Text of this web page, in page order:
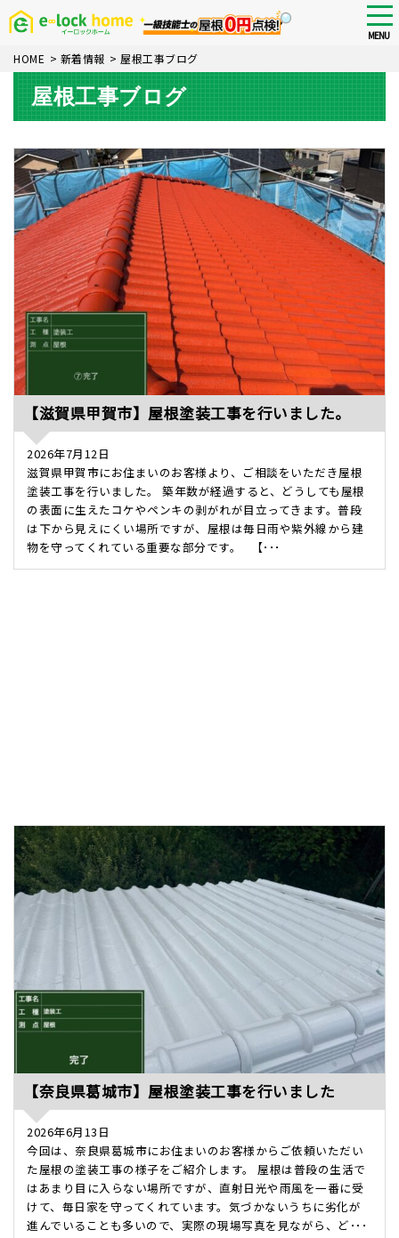
Skip
content
MENU
HOME > 新着情報 > 屋根工事ブログ
屋根工事ブログ
【滋賀県甲賀市】屋根塗装工事を行いました。
2026年7月12日
滋賀県甲賀市にお住まいのお客様より、ご相談をいただき屋根
塗装工事を行いました。 築年数が経過すると、どうしても屋根
の表面に生えたコケやペンキの剥がれが目立ってきます。普段
は下から見えにくい場所ですが、屋根は毎日雨や紫外線から建
物を守ってくれている重要な部分です。 【･･･
【奈良県葛城市】屋根塗装工事を行いました
2026年6月13日
今回は、奈良県葛城市にお住まいのお客様からご依頼いただい
た屋根の塗装工事の様子をご紹介します。 屋根は普段の生活で
はあまり目に入らない場所ですが、直射日光や雨風を一番に受
けて、毎日家を守ってくれています。気づかないうちに劣化が
進んでいることも多いので、実際の現場写真を見ながら、ど･･･